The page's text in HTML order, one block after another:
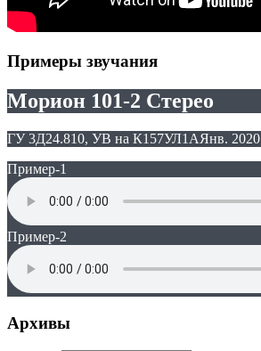
Примеры звучания
Морион 101-2 Стерео
ГУ 3Д24.810, УВ на К157УЛ1АЯнв. 2020
Пример-1
Пример-2
Архивы